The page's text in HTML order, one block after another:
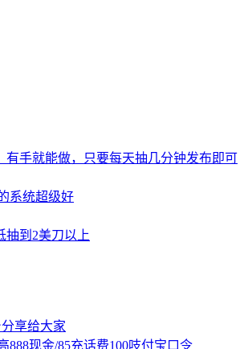
有手就能做，只要每天抽几分钟发布即可
系统超级好
抽到2美刀以上
享给大家
888现金/85充话费100吱付宝口令